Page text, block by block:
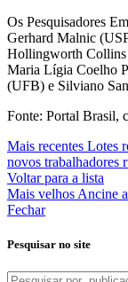
Os Pesquisadores
Gerhard Malnic
Hollingworth Collins
Maria Lígia Coelho
(UFB) e Silviano
Fonte: Portal Brasil,
Mais recentes Lotes
novos trabalhadores
Voltar para a lista
Mais velhos Ancine
Fechar
Pesquisar no site